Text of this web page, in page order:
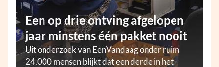
Een op drie ontving afgelopen
jaar minstens één pakket nooit
Uit onderzoek van EenVandaag onder ruim
24.000 mensen blijkt dat een derde in het